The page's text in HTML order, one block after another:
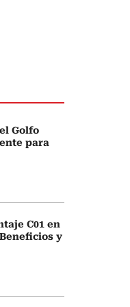
Golfo
para
C01 en
y